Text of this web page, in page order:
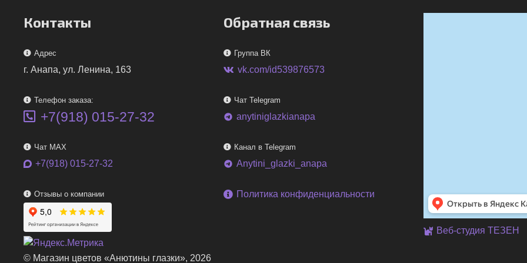
Контакты
Адрес
г. Анапа, ул. Ленина, 163
Телефон заказа:
+7(918) 015-27-32
Чат MAX
+7(918) 015-27-32
Отзывы о компании
Обратная связь
Группа ВК
vk.com/id539876573
Чат Telegram
telegram anytiniglazkianapa
Канал в Telegram
telegram Anytini_glazki_anapa
Политика конфиденциальности
Веб-студия ТЕЗЕН
© Магазин цветов «Анютины глазки», 2026